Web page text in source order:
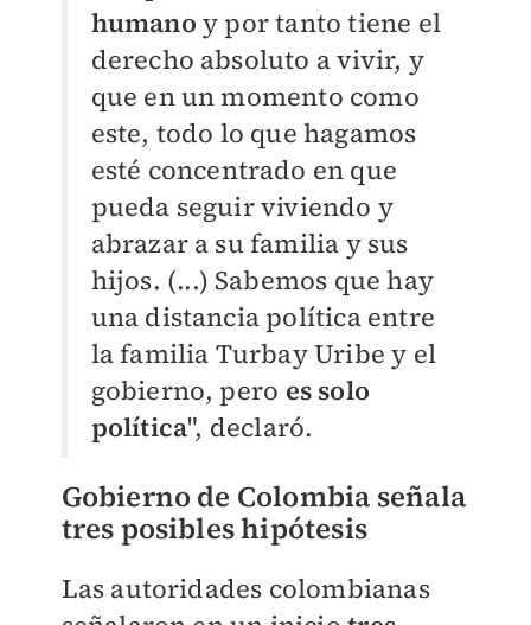
humano y por tanto tiene el
derecho absoluto a vivir, y
que en un momento como
este, todo lo que hagamos
esté concentrado en que
pueda seguir viviendo y
abrazar a su familia y sus
hijos. (...) Sabemos que hay
una distancia política entre
la familia Turbay Uribe y el
gobierno, pero es solo
política", declaró.
Gobierno de Colombia señala
tres posibles hipótesis
Las autoridades colombianas